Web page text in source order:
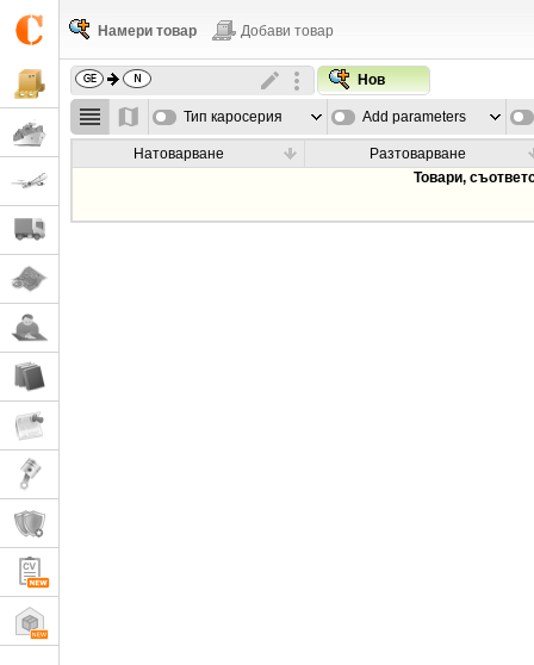
Намери товар Добави товар
Нов
Тип каросерия Add parameters
Натоварване
Разтоварване
Товари,